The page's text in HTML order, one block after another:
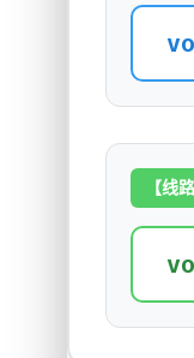
是
类
【线